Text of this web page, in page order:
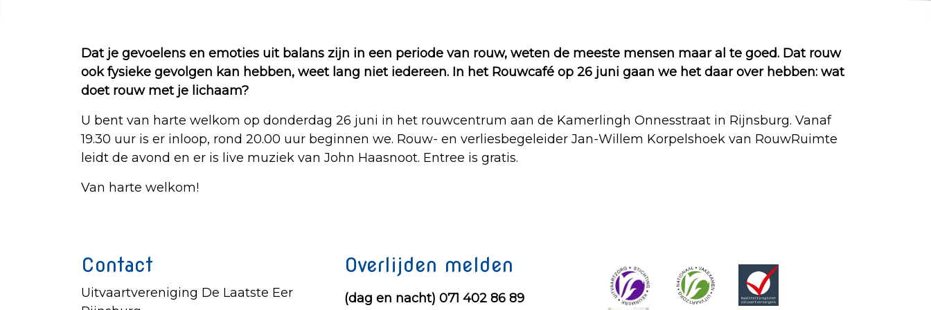
Dat je gevoelens en emoties uit balans zijn in een periode van rouw, weten de meeste mensen maar al te goed. Dat rouw
ook fysieke gevolgen kan hebben, weet lang niet iedereen. In het Rouwcafé op 26 juni gaan we het daar over hebben: wat
doet rouw met je lichaam?
U bent van harte welkom op donderdag 26 juni in het rouwcentrum aan de Kamerlingh Onnesstraat in Rijnsburg. Vanaf
19.30 uur is er inloop, rond 20.00 uur beginnen we. Rouw- en verliesbegeleider Jan-Willem Korpelshoek van RouwRuimte
leidt de avond en er is live muziek van John Haasnoot. Entree is gratis.
Van harte welkom!
Contact
Uitvaartvereniging De Laatste Eer
Overlijden melden
(dag en nacht) 071 402 86 89